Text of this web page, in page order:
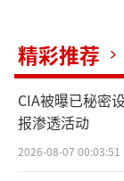
精彩推荐
CIA被曝已秘密
报渗透活动
2026-08-07 00:03:51